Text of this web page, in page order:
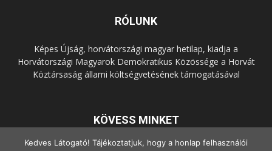
RÓLUNK
Képes Újság, horvátországi magyar hetilap, kiadja a
Horvátországi Magyarok Demokratikus Közössége a Horvát
Köztársaság állami költségvetésének támogatásával
KÖVESS MINKET
Kedves Látogató! Tájékoztatjuk, hogy a honlap felhasználói